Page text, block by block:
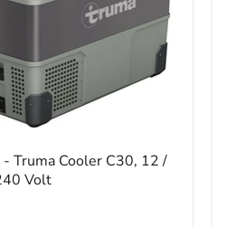
- Truma Cooler C30, 12 /
Volt